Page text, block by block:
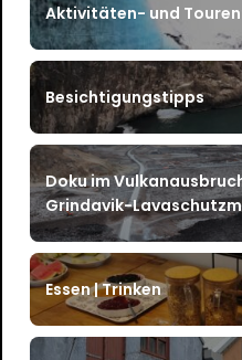
Aktivitäten- und
Besichtigungstipps
Doku im
Grindavik-
Essen | Trinken